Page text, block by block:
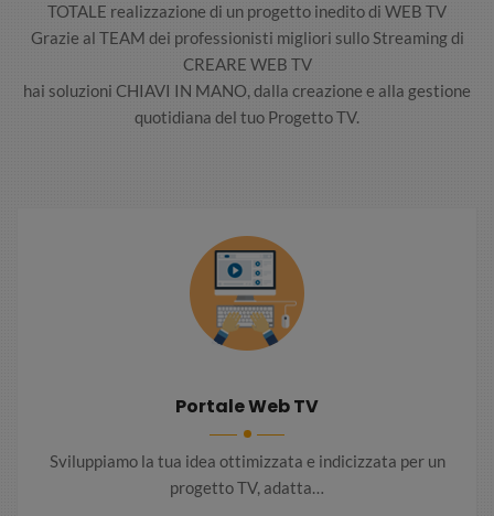
TOTALE realizzazione di un progetto inedito di WEB TV
Grazie al TEAM dei professionisti migliori sullo Streaming di
CREARE WEB TV
hai soluzioni CHIAVI IN MANO, dalla creazione e alla gestione
quotidiana del tuo Progetto TV.
Portale Web TV
Sviluppiamo la tua idea ottimizzata e indicizzata per un
progetto TV, adatta…